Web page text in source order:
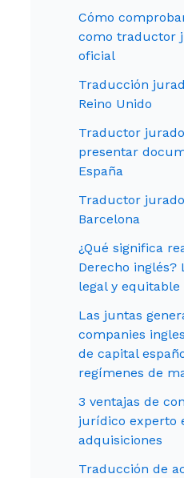
Cómo
como traductor
oficial
Traducción
Reino Unido
Traductor
presentar
España
Traductor
Barcelona
¿Qué significa
Derecho inglés?
legal y equitable
Las juntas
companies
de capital
regímenes de
3 ventajas de
jurídico experto
adquisiciones
Traducción de